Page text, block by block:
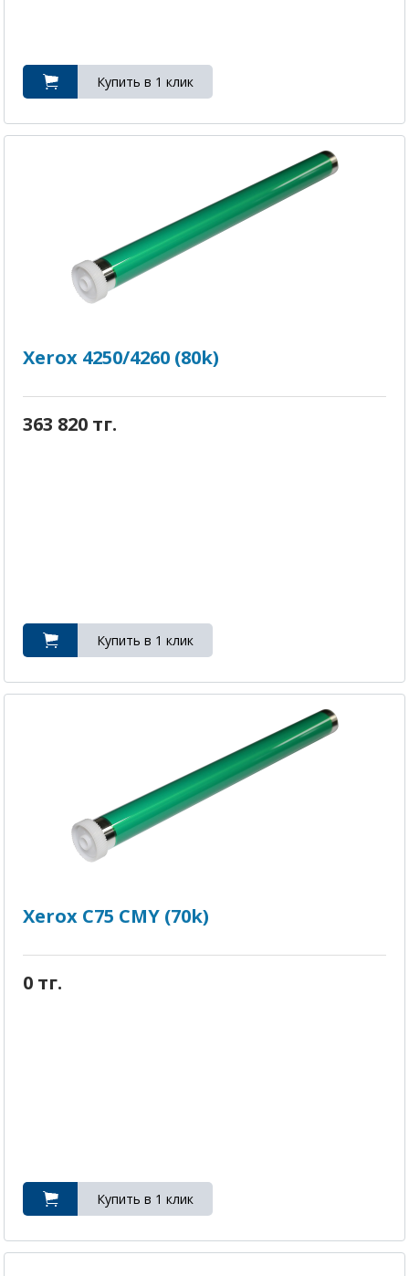
Xerox 4250/4260 (80k)
363 820 тг.
Xerox C75 CMY (70k)
0 тг.